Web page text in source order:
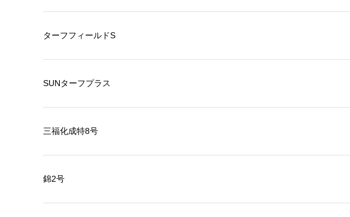
ターフフィールドS
SUNターフプラス
三福化成特8号
錦2号